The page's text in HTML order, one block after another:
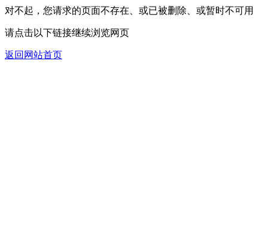
对不起，您请求的页面不存在、或已被删除、或暂时不可用
请点击以下链接继续浏览网页
返回网站首页